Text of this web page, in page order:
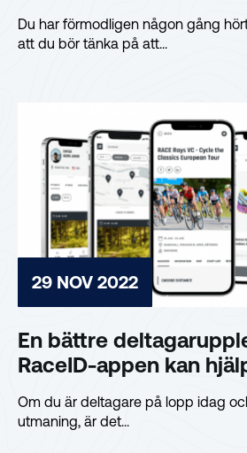
Du har förmodligen någon gång
att du bör tänka på att...
29 NOV 2022
En bättre
RaceID-appen kan
Om du är deltagare på lopp idag
utmaning, är det...